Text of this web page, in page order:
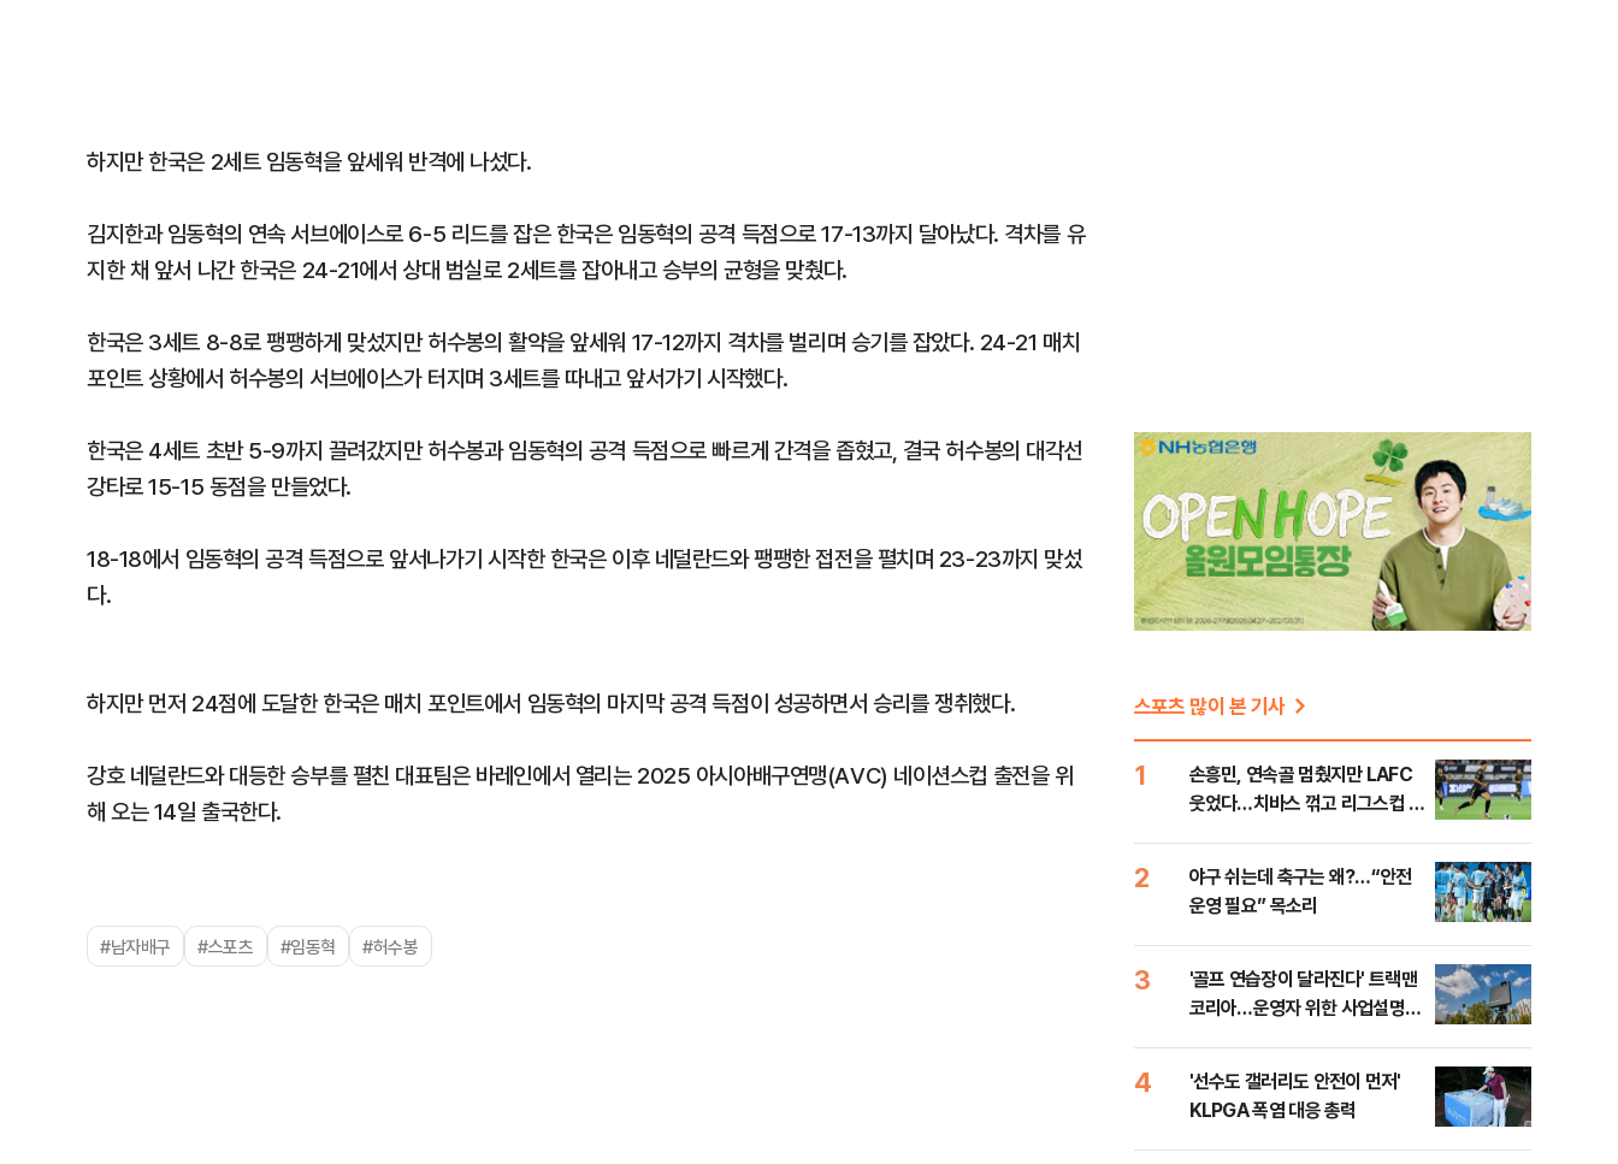
하지만 한국은 2세트 임동혁을 앞세워 반격에 나섰다.
김지한과 임동혁의 연속 서브에이스로 6-5 리드를 잡은 한국은 임동혁의 공격 득점으로 17-13까지 달아났다. 격차를 유
지한 채 앞서 나간 한국은 24-21에서 상대 범실로 2세트를 잡아내고 승부의 균형을 맞췄다.
한국은 3세트 8-8로 팽팽하게 맞섰지만 허수봉의 활약을 앞세워 17-12까지 격차를 벌리며 승기를 잡았다. 24-21 매치
포인트 상황에서 허수봉의 서브에이스가 터지며 3세트를 따내고 앞서가기 시작했다.
한국은 4세트 초반 5-9까지 끌려갔지만 허수봉과 임동혁의 공격 득점으로 빠르게 간격을 좁혔고, 결국 허수봉의 대각선
강타로 15-15 동점을 만들었다.
18-18에서 임동혁의 공격 득점으로 앞서나가기 시작한 한국은 이후 네덜란드와 팽팽한 접전을 펼치며 23-23까지 맞섰
다.
하지만 먼저 24점에 도달한 한국은 매치 포인트에서 임동혁의 마지막 공격 득점이 성공하면서 승리를 쟁취했다.
강호 네덜란드와 대등한 승부를 펼친 대표팀은 바레인에서 열리는 2025 아시아배구연맹(AVC) 네이션스컵 출전을 위
해 오는 14일 출국한다.
#남자배구 #스포츠 #임동혁 #허수봉
스포츠 많이 본 기사
1
손흥민, 연속골 멈췄지만 LAFC
웃었다…치바스 꺾고 리그스컵 첫
2
야구 쉬는데 축구는 왜?…“안전
운영 필요” 목소리
3
'골프 연습장이 달라진다' 트랙맨
코리아…운영자 위한 사업설명회
4
'선수도 갤러리도 안전이 먼저'
KLPGA 폭염 대응 총력